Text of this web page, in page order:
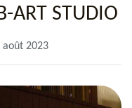
ART STUDIO
2023